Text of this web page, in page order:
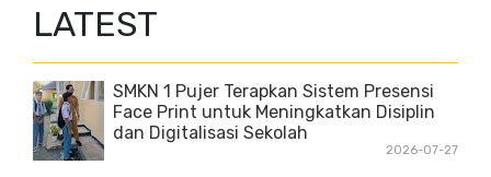
LATEST
SMKN 1 Pujer Terapkan Sistem Presensi
Face Print untuk Meningkatkan Disiplin
dan Digitalisasi Sekolah
2026-07-27